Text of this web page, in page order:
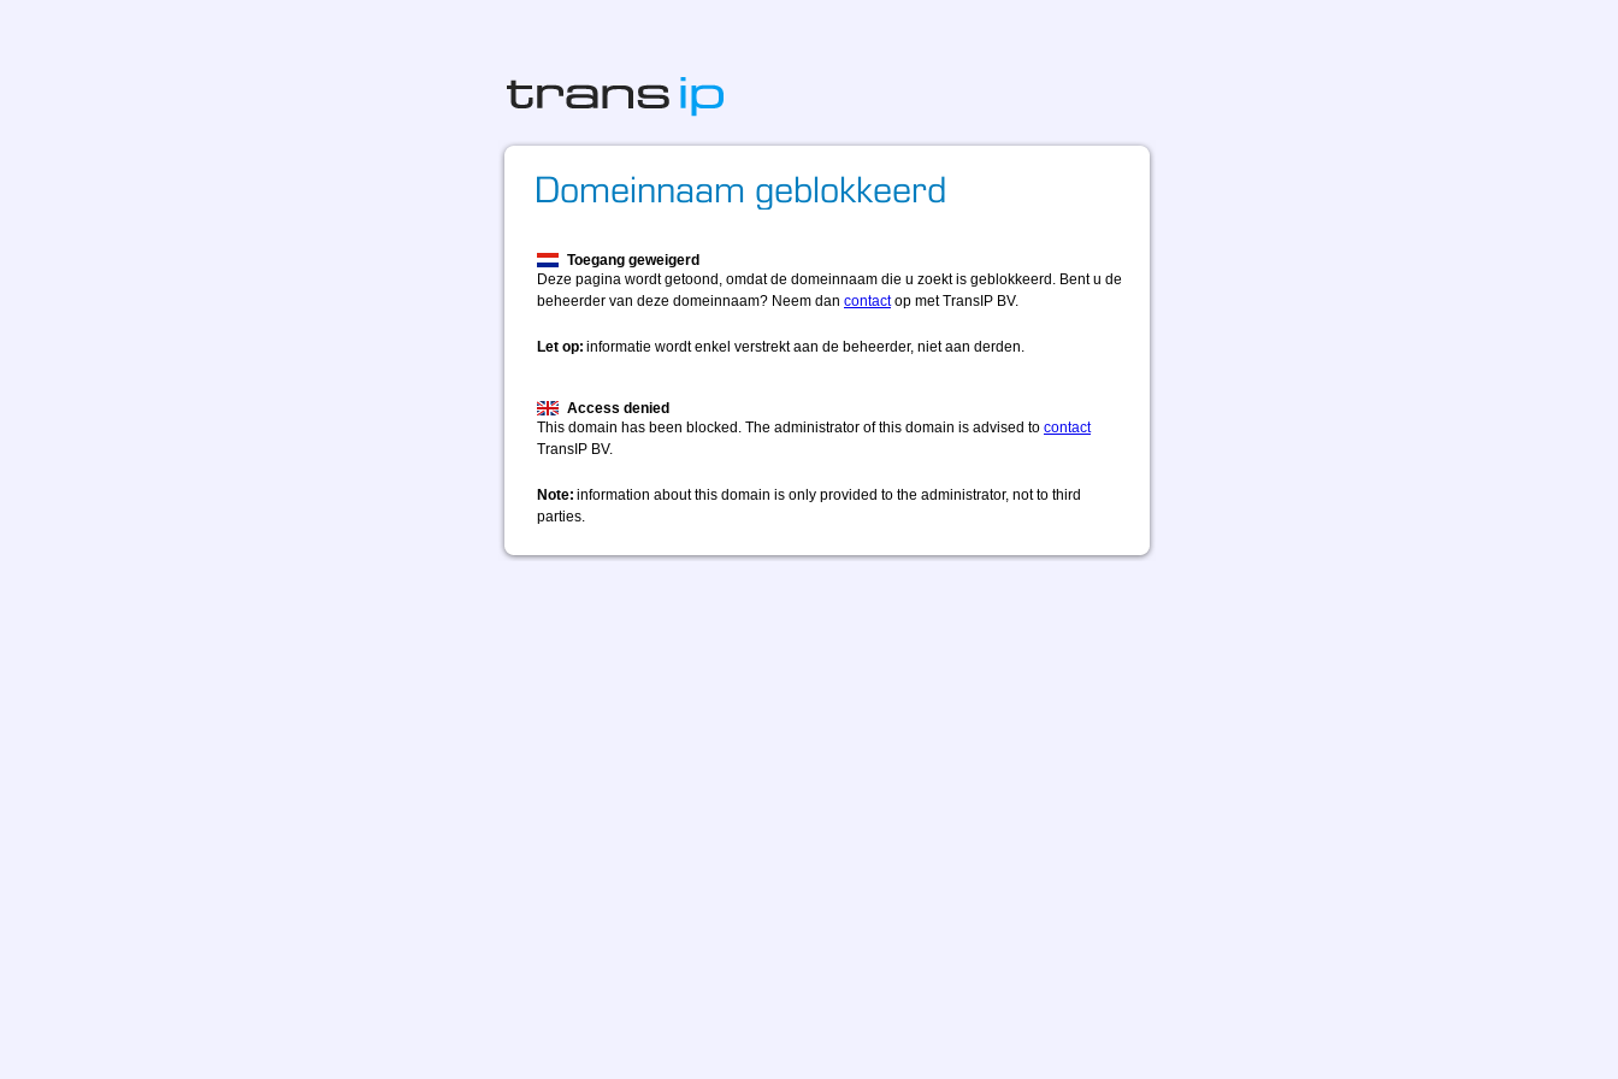
Toegang geweigerd
Deze pagina wordt getoond, omdat de domeinnaam die u zoekt is geblokkeerd. Bent u de
beheerder van deze domeinnaam? Neem dan contactop met TransIP BV.
Let op: informatie wordt enkel verstrekt aan de beheerder, niet aan derden.
Access denied
This domain has been blocked. The administrator of this domain is advised to contact
TransIP BV.
Note: information about this domain is only provided to the administrator, not to third
parties.